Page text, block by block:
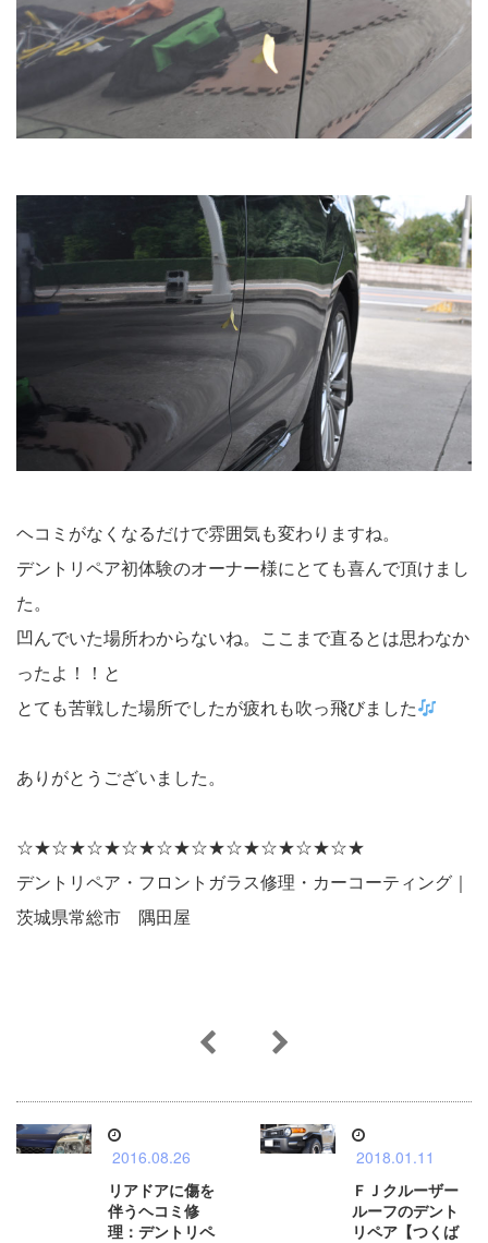
ヘコミがなくなるだけで雰囲気も変わりますね。
デントリペア初体験のオーナー様にとても喜んで頂けまし
た。
凹んでいた場所わからないね。ここまで直るとは思わなか
ったよ！！と
とても苦戦した場所でしたが疲れも吹っ飛びました
ありがとうございました。
☆★☆★☆★☆★☆★☆★☆★☆★☆★☆★
デントリペア・フロントガラス修理・カーコーティング｜
茨城県常総市 隅田屋
2016.08.26
リアドアに傷を
伴うヘコミ修
理：デントリペ
2018.01.11
ＦＪクルーザー
ルーフのデント
リペア【つくば